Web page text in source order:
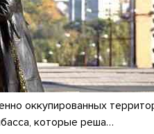
оккупированных
которые реша…